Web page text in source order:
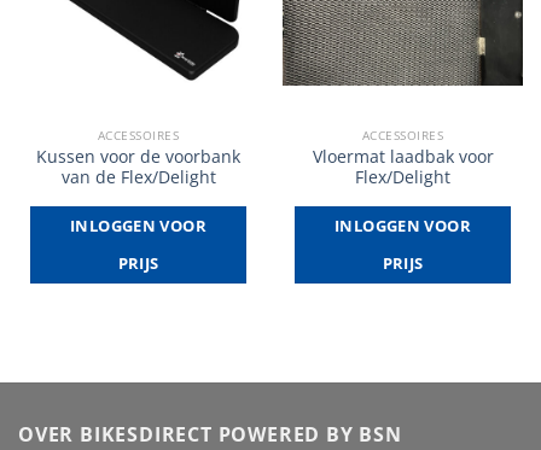
ACCESSOIRES
Kussen voor de voorbank
van de Flex/Delight
INLOGGEN VOOR
PRIJS
ACCESSOIRES
Vloermat laadbak voor
Flex/Delight
INLOGGEN VOOR
PRIJS
OVER BIKESDIRECT POWERED BY BSN